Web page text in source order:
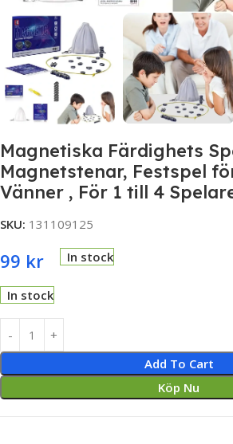
Magnetiska Färdighets
Magnetstenar, Festspel
Vänner , För 1 till 4
SKU: 131109125
99 kr In stock
In stock
Add To Cart
Köp Nu